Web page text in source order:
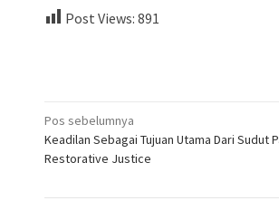
Post Views: 891
Navigasi
pos
Pos sebelumnya
Keadilan Sebagai Tujuan Utama Dari Sudut
Restorative Justice